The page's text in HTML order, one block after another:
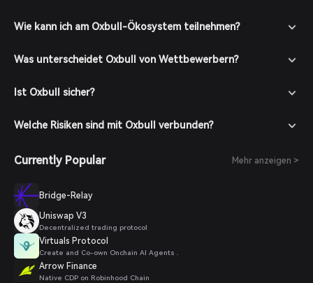
Wie kann ich am Oxbull-Ökosystem teilnehmen?
Was unterscheidet Oxbull von Wettbewerbern?
Ist Oxbull sicher?
Welche Risiken sind mit Oxbull verbunden?
Currently Popular Mehr anzeigen >
Bridge-Relay
Uniswap V3
Decentralized trading protocol
Virtuals Protocol
Create and Co-own Onchain AI Agents .
Arrow Finance
Native CDP on Robinhood Chain